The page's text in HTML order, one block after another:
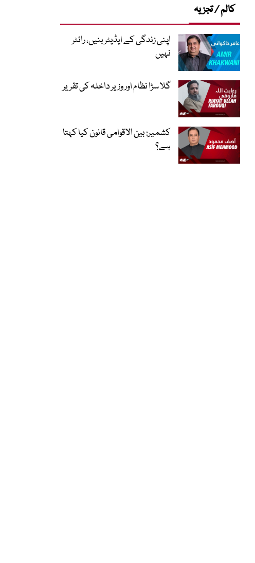
کالم / تجزیہ
اپنی زندگی کے ایڈیٹر بنیں، رائٹر
نہیں
گلا سڑا نظام اور وزیر داخلہ کی تقریر
کشمیر: بین الاقوامی قانون کیا کہتا
ہے؟